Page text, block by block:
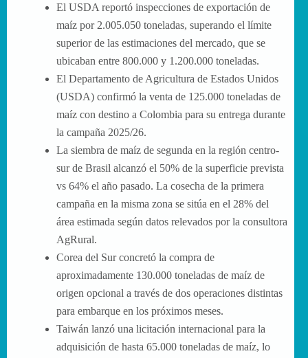
El USDA reportó inspecciones de exportación de
maíz por 2.005.050 toneladas, superando el límite
superior de las estimaciones del mercado, que se
ubicaban entre 800.000 y 1.200.000 toneladas.
El Departamento de Agricultura de Estados Unidos
(USDA) confirmó la venta de 125.000 toneladas de
maíz con destino a Colombia para su entrega durante
la campaña 2025/26.
La siembra de maíz de segunda en la región centro-
sur de Brasil alcanzó el 50% de la superficie prevista
vs 64% el año pasado. La cosecha de la primera
campaña en la misma zona se sitúa en el 28% del
área estimada según datos relevados por la consultora
AgRural.
Corea del Sur concretó la compra de
aproximadamente 130.000 toneladas de maíz de
origen opcional a través de dos operaciones distintas
para embarque en los próximos meses.
Taiwán lanzó una licitación internacional para la
adquisición de hasta 65.000 toneladas de maíz, lo